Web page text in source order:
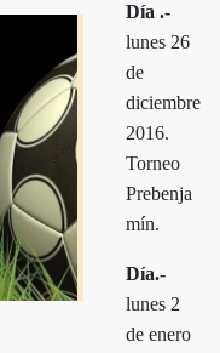
Día .-
lunes 26
de
diciembre
2016.
Torneo
Prebenja
mín.
Día.-
lunes 2
de enero